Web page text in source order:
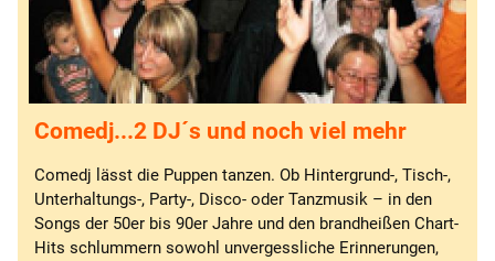
Comedj...2 DJ´s und noch viel mehr
Comedj lässt die Puppen tanzen. Ob Hintergrund-, Tisch-,
Unterhaltungs-, Party-, Disco- oder Tanzmusik – in den
Songs der 50er bis 90er Jahre und den brandheißen Chart-
Hits schlummern sowohl unvergessliche Erinnerungen,